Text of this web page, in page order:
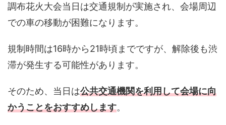
調布花火大会当日は交通規制が実施され、会場周辺
での車の移動が困難になります。
規制時間は16時から21時頃までですが、解除後も渋
滞が発生する可能性があります。
そのため、当日は公共交通機関を利用して会場に向
かうことをおすすめします。